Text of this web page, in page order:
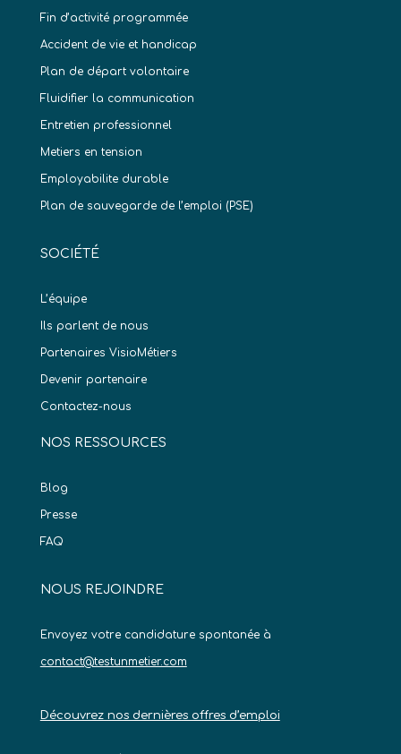
Fin d’activité programmée
Accident de vie et handicap
Plan de départ volontaire
Fluidifier la communication
Entretien professionnel
Metiers en tension
Employabilite durable
Plan de sauvegarde de l’emploi (PSE)
SOCIÉTÉ
L’équipe
Ils parlent de nous
Partenaires VisioMétiers
Devenir partenaire
Contactez-nous
NOS RESSOURCES
Blog
Presse
FAQ
NOUS REJOINDRE
Envoyez votre candidature spontanée à
contact@testunmetier.com
Découvrez nos dernières offres d’emploi